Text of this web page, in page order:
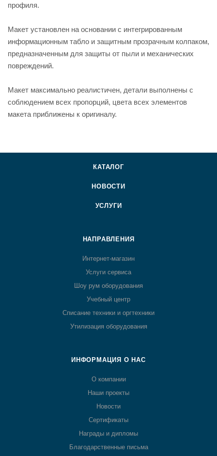
профиля.
Макет установлен на основании с интегрированным
информационным табло и защитным прозрачным колпаком,
предназначенным для защиты от пыли и механических
повреждений.
Макет максимально реалистичен, детали выполнены с
соблюдением всех пропорций, цвета всех элементов
макета приближены к оригиналу.
КАТАЛОГ
НОВОСТИ
УСЛУГИ
НАПРАВЛЕНИЯ
Интернет-магазин
Услуги сервиса
Шоу рум оборудования
Учебный центр
Списание техники и оргтехники
Утилизация оборудования
ИНФОРМАЦИЯ О НАС
О компании
Наши проекты
Новости
Сертификаты
Награды и дипломы
Благодарственные письма